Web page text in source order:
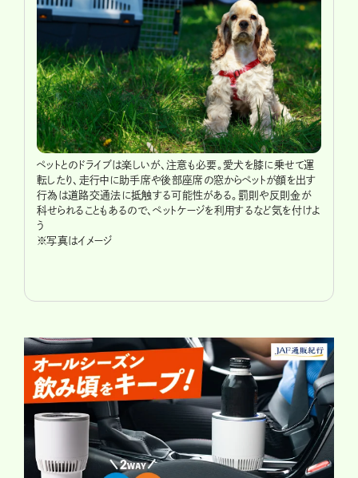
ペットとのドライブは楽しいが、注意も必要。愛犬を膝に乗せて運
転したり、走行中に助手席や後部座席の窓からペットが顔を出す
行為は道路交通法に抵触する可能性がある。罰則や反則金が
科せられることもあるので、ペットケージを利用するなど気を付けよ
う
※写真はイメージ